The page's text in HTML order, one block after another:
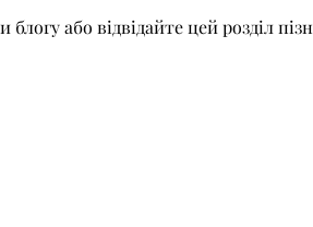
або відвідайте цей розділ